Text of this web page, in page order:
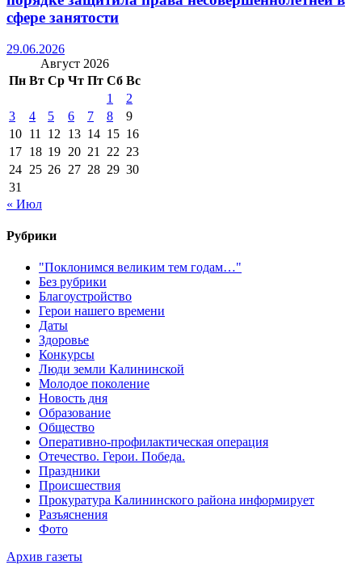
сфере занятости
29.06.2026
Август 2026
Пн Вт Ср Чт Пт Сб Вс
1
2
3
4 5 6 7 8
9
10 11 12 13 14 15 16
17 18 19 20 21 22 23
24 25 26 27 28 29 30
31
« Июл
Рубрики
"Поклонимся великим тем годам…"
Без рубрики
Благоустройство
Герои нашего времени
Даты
Здоровье
Конкурсы
Люди земли Калининской
Молодое поколение
Новость дня
Образование
Общество
Оперативно-профилактическая операция
Отечество. Герои. Победа.
Праздники
Происшествия
Прокуратура Калининского района информирует
Разъяснения
Фото
Архив газеты